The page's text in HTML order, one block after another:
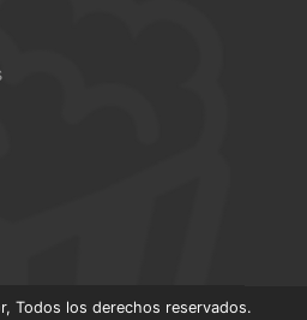
Todos los derechos reservados.